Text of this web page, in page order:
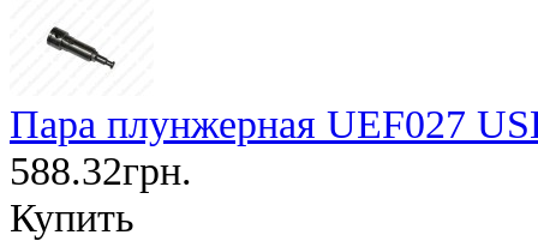
Пара плунжерная UEF027
588.32грн.
Купить